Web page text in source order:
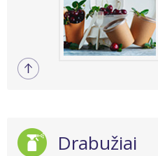
Drabužiai